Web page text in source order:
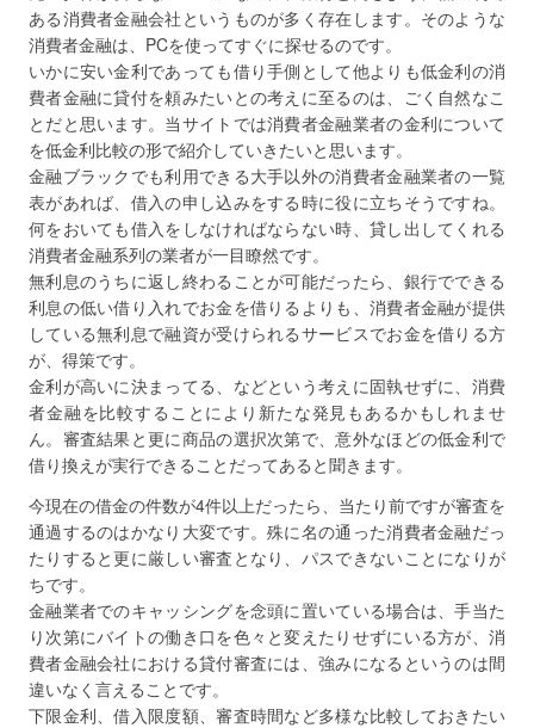
ある消費者金融会社というものが多く存在します。そのような
消費者金融は、PCを使ってすぐに探せるのです。
いかに安い金利であっても借り手側として他よりも低金利の消
費者金融に貸付を頼みたいとの考えに至るのは、ごく自然なこ
とだと思います。当サイトでは消費者金融業者の金利について
を低金利比較の形で紹介していきたいと思います。
金融ブラックでも利用できる大手以外の消費者金融業者の一覧
表があれば、借入の申し込みをする時に役に立ちそうですね。
何をおいても借入をしなければならない時、貸し出してくれる
消費者金融系列の業者が一目瞭然です。
無利息のうちに返し終わることが可能だったら、銀行でできる
利息の低い借り入れでお金を借りるよりも、消費者金融が提供
している無利息で融資が受けられるサービスでお金を借りる方
が、得策です。
金利が高いに決まってる、などという考えに固執せずに、消費
者金融を比較することにより新たな発見もあるかもしれませ
ん。審査結果と更に商品の選択次第で、意外なほどの低金利で
借り換えが実行できることだってあると聞きます。
今現在の借金の件数が4件以上だったら、当たり前ですが審査を
通過するのはかなり大変です。殊に名の通った消費者金融だっ
たりすると更に厳しい審査となり、パスできないことになりが
ちです。
金融業者でのキャッシングを念頭に置いている場合は、手当た
り次第にバイトの働き口を色々と変えたりせずにいる方が、消
費者金融会社における貸付審査には、強みになるというのは間
違いなく言えることです。
下限金利、借入限度額、審査時間など多様な比較しておきたい